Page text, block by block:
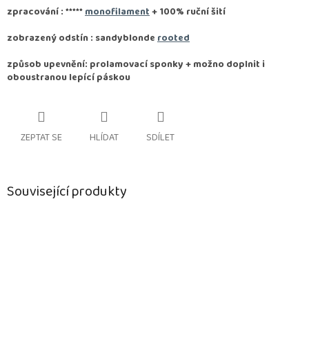
zpracování :*****monofilament+ 100% ruční šití
zobrazený odstín : sandyblonderooted
způsob upevnění: prolamovací sponky + možno doplnit i
oboustranou lepící páskou
ZEPTAT SE HLÍDAT SDÍLET
Související produkty